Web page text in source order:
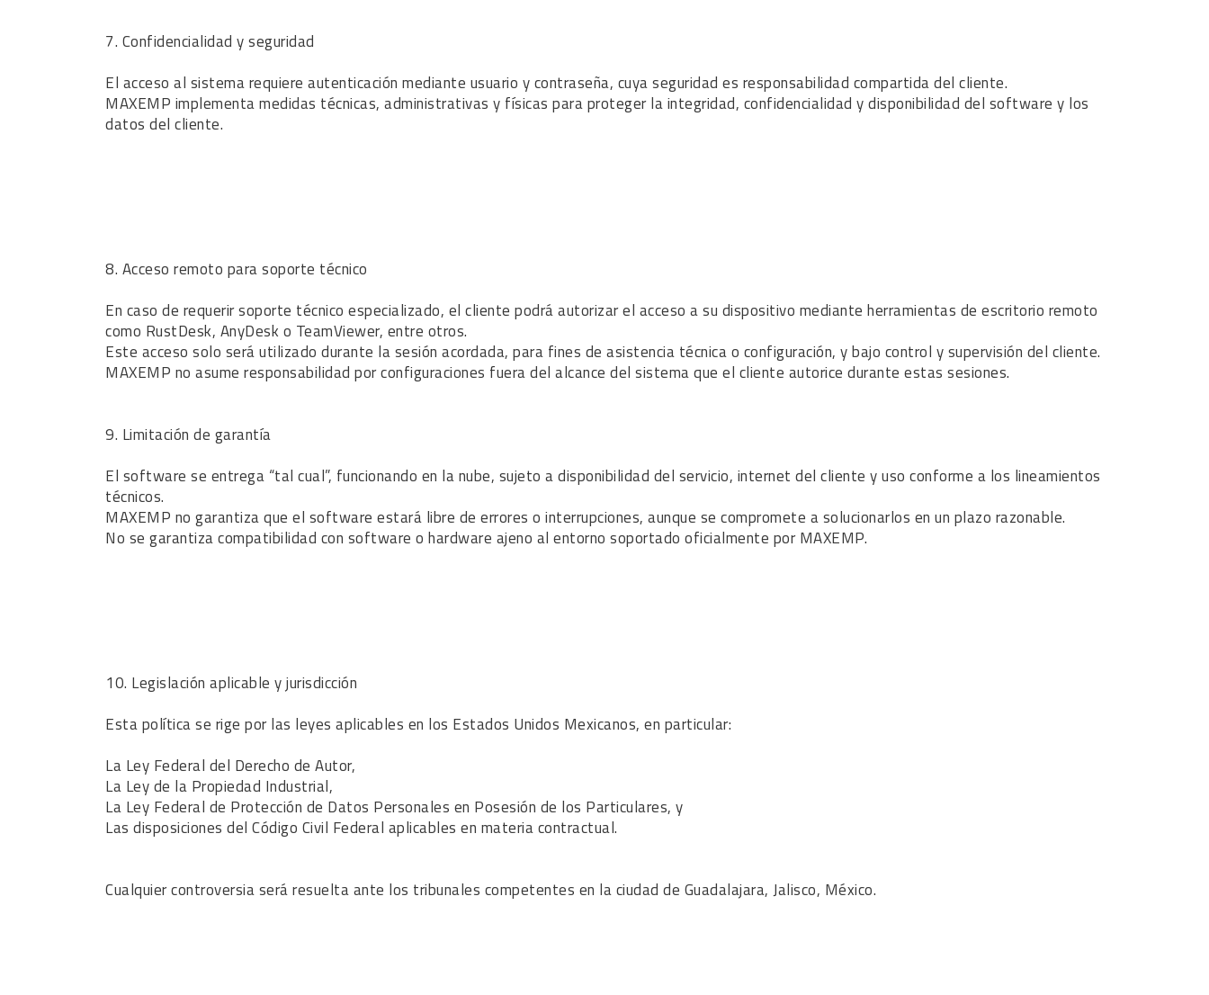
7. Confidencialidad y seguridad
El acceso al sistema requiere autenticación mediante usuario y contraseña, cuya seguridad es responsabilidad compartida del cliente.
MAXEMP implementa medidas técnicas, administrativas y físicas para proteger la integridad, confidencialidad y disponibilidad del software y los
datos del cliente.
8. Acceso remoto para soporte técnico
En caso de requerir soporte técnico especializado, el cliente podrá autorizar el acceso a su dispositivo mediante herramientas de escritorio remoto
como RustDesk, AnyDesk o TeamViewer, entre otros.
Este acceso solo será utilizado durante la sesión acordada, para fines de asistencia técnica o configuración, y bajo control y supervisión del cliente.
MAXEMP no asume responsabilidad por configuraciones fuera del alcance del sistema que el cliente autorice durante estas sesiones.
9. Limitación de garantía
El software se entrega “tal cual”, funcionando en la nube, sujeto a disponibilidad del servicio, internet del cliente y uso conforme a los lineamientos
técnicos.
MAXEMP no garantiza que el software estará libre de errores o interrupciones, aunque se compromete a solucionarlos en un plazo razonable.
No se garantiza compatibilidad con software o hardware ajeno al entorno soportado oficialmente por MAXEMP.
10. Legislación aplicable y jurisdicción
Esta política se rige por las leyes aplicables en los Estados Unidos Mexicanos, en particular:
La Ley Federal del Derecho de Autor,
La Ley de la Propiedad Industrial,
La Ley Federal de Protección de Datos Personales en Posesión de los Particulares, y
Las disposiciones del Código Civil Federal aplicables en materia contractual.
Cualquier controversia será resuelta ante los tribunales competentes en la ciudad de Guadalajara, Jalisco, México.